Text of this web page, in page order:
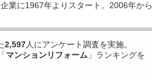
業に1967年よりスタート。2006年から
2,597人にアンケート調査を実施。
マンションリフォーム 」ランキングを